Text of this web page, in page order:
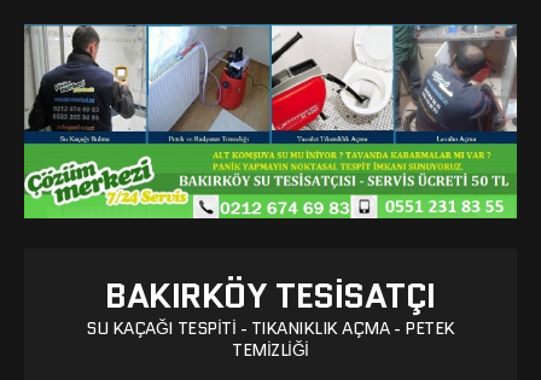
BAKIRKÖY TESISATÇI
SU KAÇAĞI TESPITI - TIKANIKLIK AÇMA - PETEK
TEMIZLIĞI